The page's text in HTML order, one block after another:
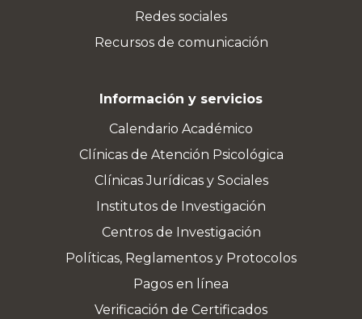
Redes sociales
Recursos de comunicación
Información y servicios
Calendario Académico
Clínicas de Atención Psicológica
Clínicas Jurídicas y Sociales
Institutos de Investigación
Centros de Investigación
Políticas, Reglamentos y Protocolos
Pagos en línea
Verificación de Certificados